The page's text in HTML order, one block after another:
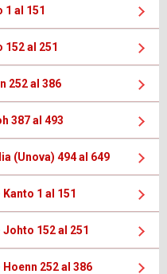
1 al 151
al 251
252 al 386
387 al 493
(Unova) 494 al 649
1 al 151
152 al 251
252 al 386